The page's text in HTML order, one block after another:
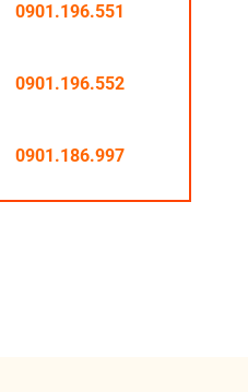
0901.196.551
0901.196.552
0901.186.997